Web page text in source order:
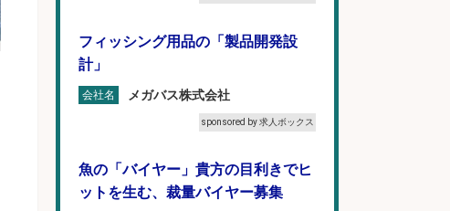
フィッシング用品の「製品開発設
計」
会社名 メガバス株式会社
sponsored by 求人ボックス
魚の「バイヤー」貴方の目利きでヒ
ットを生む、裁量バイヤー募集